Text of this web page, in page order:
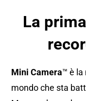
La
Mini Camera™ è la
mondo che sta